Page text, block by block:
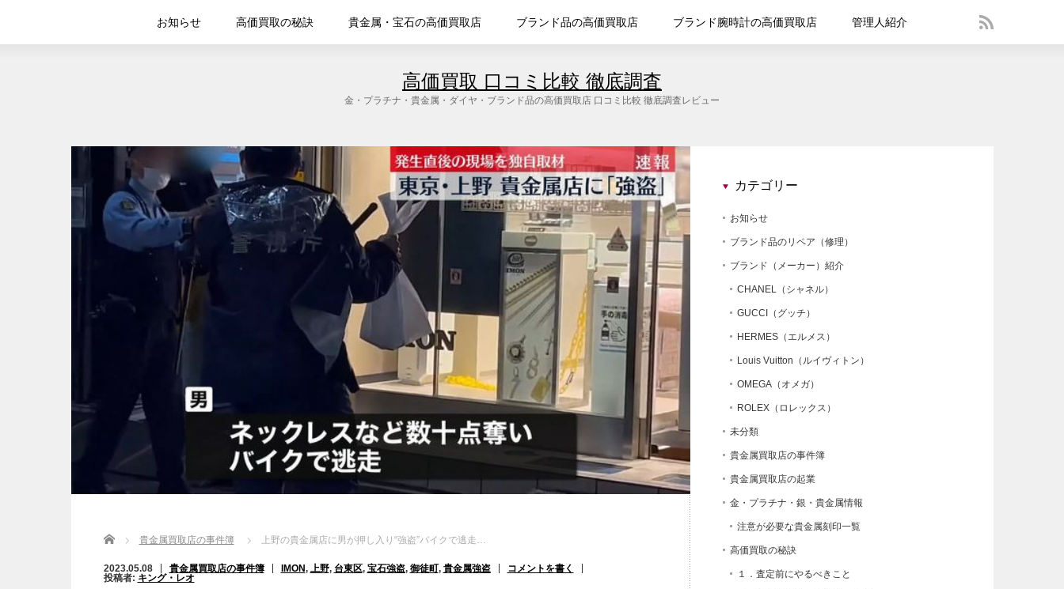
高価買取 口コミ比較 徹底調査
金・プラチナ・貴金属・ダイヤ・ブランド品の高価買取店 口コミ比較 徹底調査レビュー
お知らせ 高価買取の秘訣 貴金属・宝石の高価買取店 ブランド品の高価買取店 ブランド腕時計の高価買取店 管理人紹介
Home 貴金属買取店の事件簿 上野の貴金属店に男が押し入り“強盗”バイクで逃走…
2023.05.08 貴金属買取店の事件簿 IMON, 上野, 台東区, 宝石強盗, 御徒町, 貴金属強盗
コメントを書く
投稿者: キング・レオ
カテゴリー
お知らせ
ブランド品のリペア（修理）
ブランド（メーカー）紹介
CHANEL（シャネル）
GUCCI（グッチ）
HERMES（エルメス）
Louis Vuitton（ルイヴィトン）
OMEGA（オメガ）
ROLEX（ロレックス）
未分類
貴金属買取店の事件簿
貴金属買取店の起業
金・プラチナ・銀・貴金属情報
注意が必要な貴金属刻印一覧
高価買取の秘訣
１．査定前にやるべきこと